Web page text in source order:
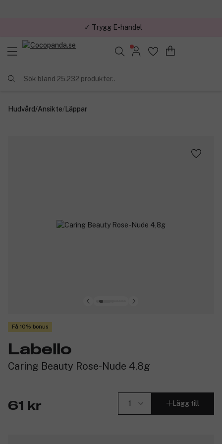
✓ Trygg E-handel
Sök bland 25.232 produkter..
Hudvård/Ansikte/Läppar
Få 10% bonus
Labello
Caring Beauty Rose-Nude 4,8g
61 kr Lägg till